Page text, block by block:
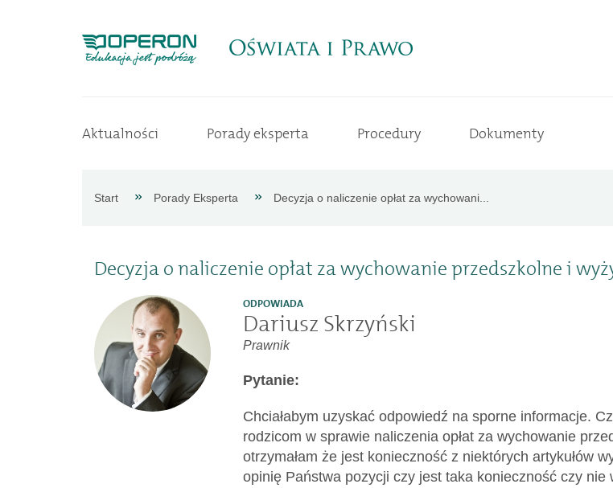
Aktualności
Dokumenty
Aktualności Porady eksperta Procedury Dokumenty
Start Porady Eksperta Decyzja o naliczenie opłat za wychowani...
Decyzja o naliczenie opłat za wychowanie przedszkolne i
ODPOWIADA
Dariusz Skrzyński
Prawnik
Pytanie:
Chciałabym uzyskać odpowiedź na sporne informacje.
rodzicom w sprawie naliczenia opłat za wychowanie
otrzymałam że jest konieczność z niektórych artykułów
opinię Państwa pozycji czy jest taka konieczność czy